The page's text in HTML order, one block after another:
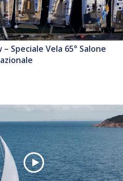
Speciale Vela 65° Salone